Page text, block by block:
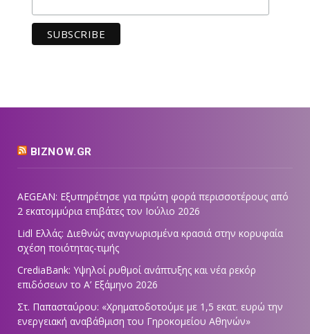
BIZNOW.GR
AEGEAN: Εξυπηρέτησε για πρώτη φορά περισσοτέρους από
2 εκατομμύρια επιβάτες τον Ιούλιο 2026
Lidl Ελλάς: Διεθνώς αναγνωρισμένα κρασιά στην κορυφαία
σχέση ποιότητας-τιμής
CrediaBank: Υψηλοί ρυθμοί ανάπτυξης και νέα ρεκόρ
επιδόσεων το Α’ Εξάμηνο 2026
Στ. Παπασταύρου: «Χρηματοδοτούμε με 1,5 εκατ. ευρώ την
ενεργειακή αναβάθμιση του Γηροκομείου Αθηνών»